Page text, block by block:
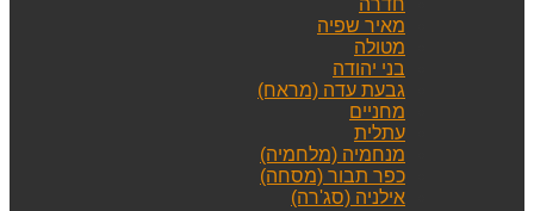
חדרה
מאיר שפיה
מטולה
בני יהודה
גבעת עדה (מראח)
מחניים
עתלית
מנחמיה (מלחמיה)
כפר תבור (מסחה)
אילניה (סג'רה)